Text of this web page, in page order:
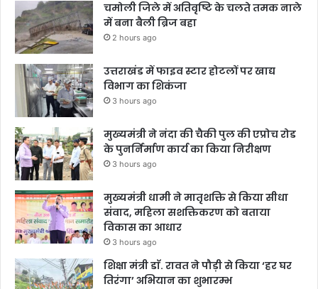
चमोली जिले में अतिवृष्टि के चलते तमक नाले
में बना बैली ब्रिज बहा
2 hours ago
उत्तराखंड में फाइव स्टार होटलों पर खाद्य
विभाग का शिकंजा
3 hours ago
मुख्यमंत्री ने नंदा की चैकी पुल की एप्रोच रोड
के पुनर्निर्माण कार्य का किया निरीक्षण
3 hours ago
मुख्यमंत्री धामी ने मातृशक्ति से किया सीधा
संवाद, महिला सशक्तिकरण को बताया
विकास का आधार
3 hours ago
शिक्षा मंत्री डाॅ. रावत ने पौड़ी से किया ‘हर घर
तिरंगा’ अभियान का शुभारम्भ